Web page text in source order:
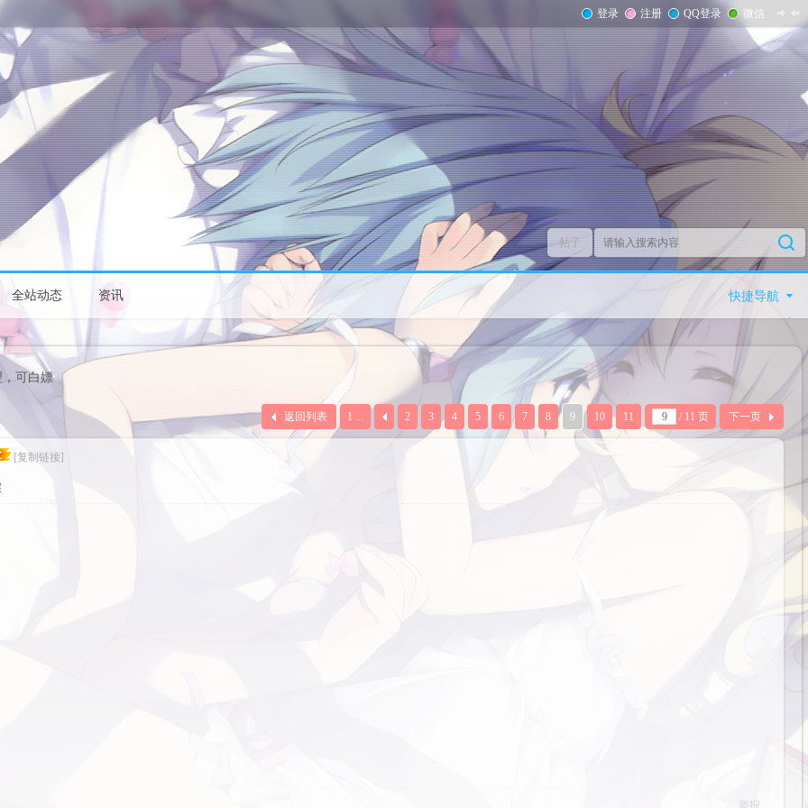
登录 注册 QQ登录 微信
帖子
快捷导航
全站动态 资讯
可白嫖
1 ... 2 3 4 5 6 7 8 9 10 11 / 11 页 下一页
返回列表
[复制链接]
举报